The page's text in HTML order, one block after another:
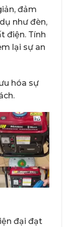
đảm
như đèn,
điện. Tính
lại sự an
hóa sự
đại đạt